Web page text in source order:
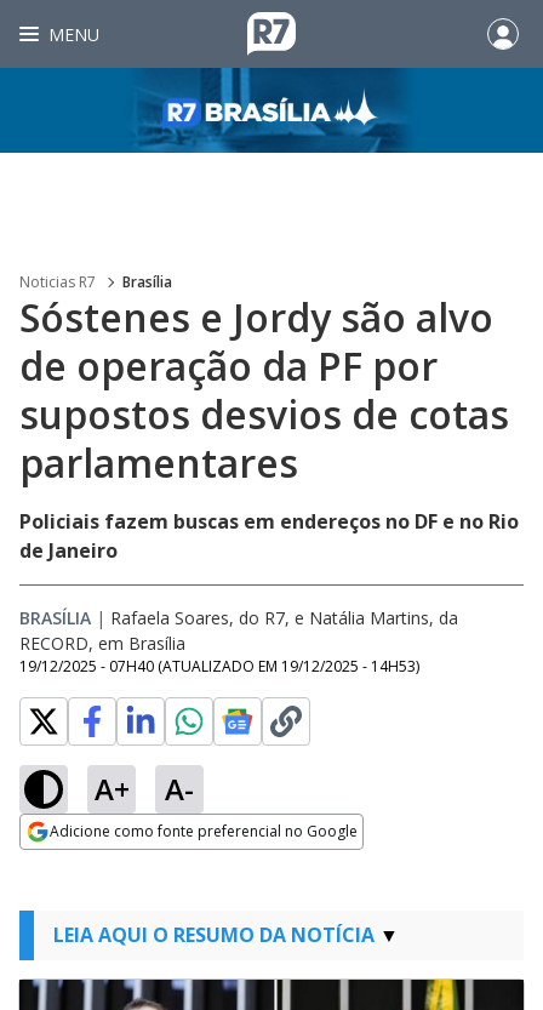
MENU
Noticias R7 Brasília
Sóstenes e Jordy são alvo
de operação da PF por
supostos desvios de cotas
parlamentares
Policiais fazem buscas em endereços no DF e no Rio
de Janeiro
BRASÍLIA | Rafaela Soares, do R7, e Natália Martins, da
RECORD, em Brasília
19/12/2025 - 07H40 (ATUALIZADO EM 19/12/2025 - 14H53)
A+ A-
Adicione como fonte preferencial no Google
LEIA AQUI O RESUMO DA NOTÍCIA